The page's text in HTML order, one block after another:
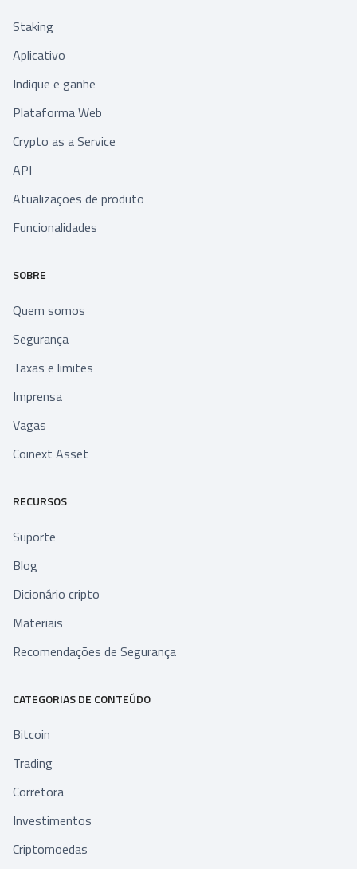
Staking
Aplicativo
Indique e ganhe
Plataforma Web
Crypto as a Service
API
Atualizações de produto
Funcionalidades
SOBRE
Quem somos
Segurança
Taxas e limites
Imprensa
Vagas
Coinext Asset
RECURSOS
Suporte
Blog
Dicionário cripto
Materiais
Recomendações de Segurança
CATEGORIAS DE CONTEÚDO
Bitcoin
Trading
Corretora
Investimentos
Criptomoedas